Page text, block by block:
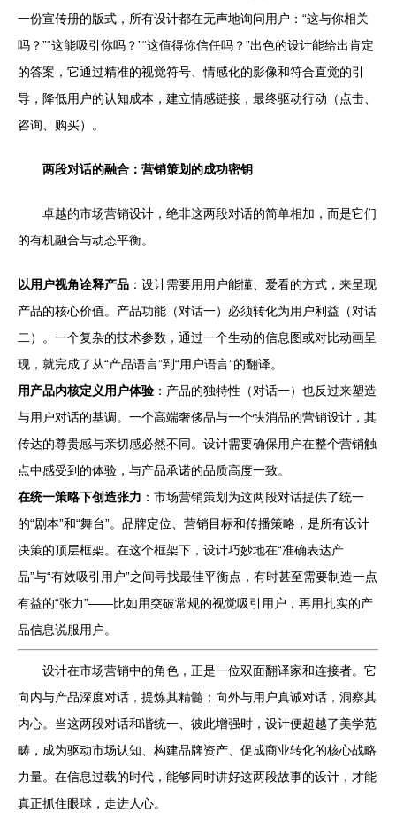
一份宣传册的版式，所有设计都在无声地询问用户：“这与你相关
吗？”“这能吸引你吗？”“这值得你信任吗？”出色的设计能给出肯定
的答案，它通过精准的视觉符号、情感化的影像和符合直觉的引
导，降低用户的认知成本，建立情感链接，最终驱动行动（点击、
咨询、购买）。
两段对话的融合：营销策划的成功密钥
卓越的市场营销设计，绝非这两段对话的简单相加，而是它们
的有机融合与动态平衡。
以用户视角诠释产品 ：设计需要用用户能懂、爱看的方式，来呈现
产品的核心价值。产品功能（对话一）必须转化为用户利益（对话
二）。一个复杂的技术参数，通过一个生动的信息图或对比动画呈
现，就完成了从“产品语言”到“用户语言”的翻译。
用产品内核定义用户体验 ：产品的独特性（对话一）也反过来塑造
与用户对话的基调。一个高端奢侈品与一个快消品的营销设计，其
传达的尊贵感与亲切感必然不同。设计需要确保用户在整个营销触
点中感受到的体验，与产品承诺的品质高度一致。
在统一策略下创造张力 ：市场营销策划为这两段对话提供了统一
的“剧本”和“舞台”。品牌定位、营销目标和传播策略，是所有设计
决策的顶层框架。在这个框架下，设计巧妙地在“准确表达产
品”与“有效吸引用户”之间寻找最佳平衡点，有时甚至需要制造一点
有益的“张力”——比如用突破常规的视觉吸引用户，再用扎实的产
品信息说服用户。
设计在市场营销中的角色，正是一位双面翻译家和连接者。它
向内与产品深度对话，提炼其精髓；向外与用户真诚对话，洞察其
内心。当这两段对话和谐统一、彼此增强时，设计便超越了美学范
畴，成为驱动市场认知、构建品牌资产、促成商业转化的核心战略
力量。在信息过载的时代，能够同时讲好这两段故事的设计，才能
真正抓住眼球，走进人心。